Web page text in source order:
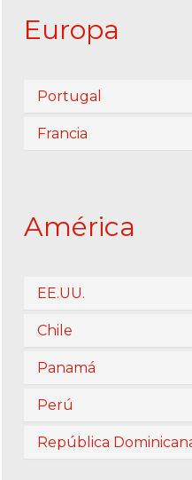
Europa
Portugal
Francia
América
EE.UU.
Chile
Panamá
Perú
República